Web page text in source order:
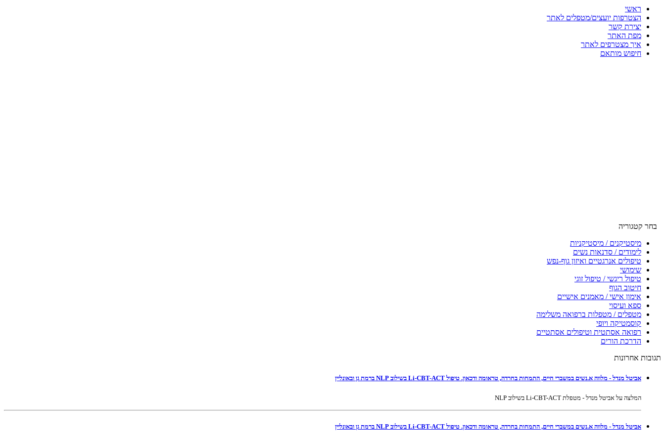
ראשי
הצטרפות יועצים/מטפלים לאתר
יצירת קשר
מפת האתר
איך מצטרפים לאתר
חיפוש מותאם
בחר קטגוריה
מיסטיקנים / מיסטיקניות
לימודים / סדנאות נשים
טיפולים אנרגטיים ואיזון גוף-נפש
שימושי
טיפול ריגשי / טיפול זוגי
חיטוב הגוף
אימון אישי / מאמנים אישיים
ספא ועיסוי
מטפלים / מטפלות ברפואה משלימה
קוסמטיקה ויופי
רפואה אסתטית וטיפולים אסתטיים
הדרכת הורים
תגובות אחרונות
אביטל מנדל - מלווה א.נשים במשברי חיים, התמחות בחרדה, טראומה ודכאון. טיפול Li-CBT-ACT בשילוב NLP ברמת גן ובאונליין
המלצה על אביטל מנדל - מטפלת Li-CBT-ACT בשילוב NLP
אביטל מנדל - מלווה א.נשים במשברי חיים, התמחות בחרדה, טראומה ודכאון. טיפול Li-CBT-ACT בשילוב NLP ברמת גן ובאונליין